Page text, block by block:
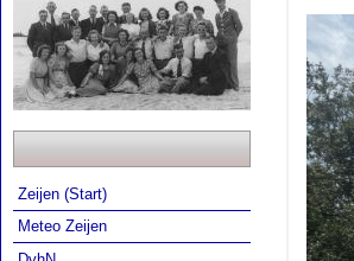
Zeijen (Start)
Meteo Zeijen